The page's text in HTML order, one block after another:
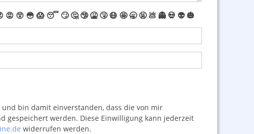
😡 😲 😳 😱 😴 🙄 🤔 🤥 🤮 🤧 😷 🤩 🥱 🤬 💩 👻 💀 👽 🎃
bin damit einverstanden, dass die von mir
gespeichert werden. Diese Einwilligung kann jederzeit
widerrufen werden.